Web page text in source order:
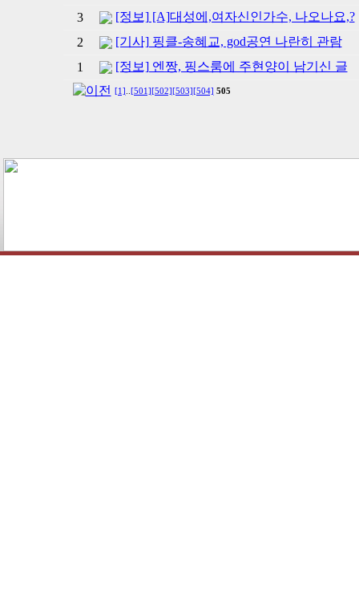
3
[정보] [A]대성에,여자신인가수, 나오나요,?
2
[기사] 핑클-송혜교, god공연 나란히 관람
1
[정보] 엔짱, 핑스룸에 주현양이 남기신 글
[1] [501] [502] [503] [504] 505